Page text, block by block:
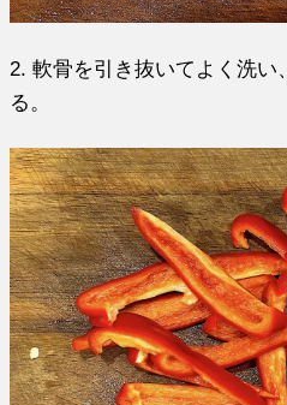
2. 軟骨を引き抜いてよく洗い
る。